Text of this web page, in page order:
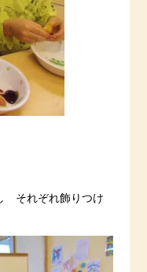
それぞれ飾りつけ